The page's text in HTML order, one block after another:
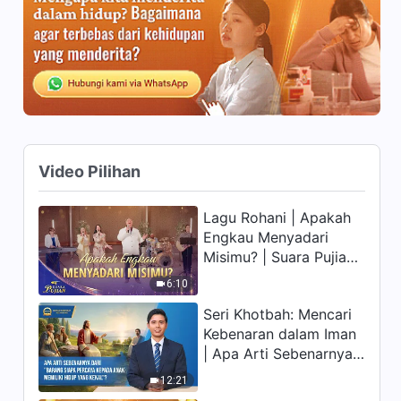
36:29
Kesaksian Rohani, Ep. 152:
Memperlakukan Pemimpin
Sesuai Prinsip
25:24
Kesaksian Rohani, Ep. 150:
26:10
Kesaksian Rohani, Ep. 149:
Kehancuran Akibat
Kecemburuan
43:29
Kesaksian Rohani, Ep. 148:
Keluar dari Rumah Sakit Jiwa
Video Pilihan
6:10
Lagu Rohani | Apakah
Engkau Menyadari
Misimu? | Suara Pujian
12:21
Seri Khotbah: Mencari
Kebenaran dalam Iman
| Apa Arti Sebenarnya